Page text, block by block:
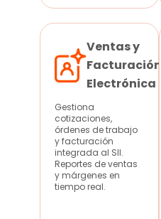
Ventas y
Facturación
Electrónica
Gestiona
cotizaciones,
órdenes de trabajo
y facturación
integrada al SII.
Reportes de ventas
y márgenes en
tiempo real.